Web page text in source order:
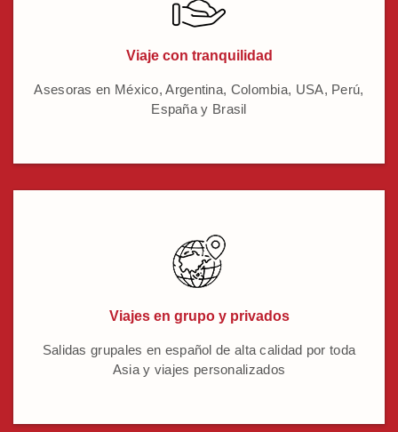
Viaje con tranquilidad
Asesoras en México, Argentina, Colombia, USA, Perú,
España y Brasil
Viajes en grupo y privados
Salidas grupales en español de alta calidad por toda
Asia y viajes personalizados